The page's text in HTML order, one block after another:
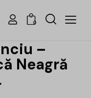
0
–
Neagră